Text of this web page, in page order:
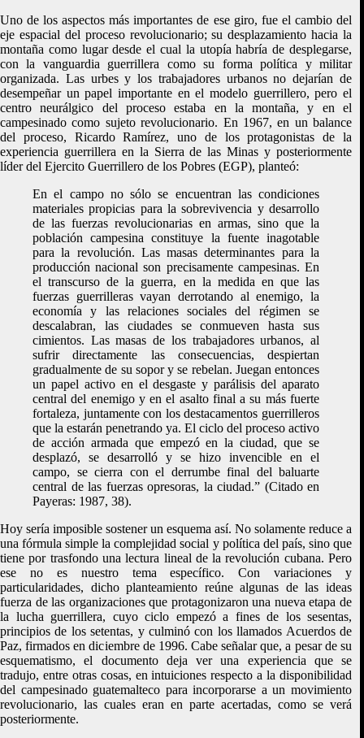
Uno de los aspectos más importantes de ese giro, fue el cambio del
eje espacial del proceso revolucionario; su desplazamiento hacia la
montaña como lugar desde el cual la utopía habría de desplegarse,
con la vanguardia guerrillera como su forma política y militar
organizada. Las urbes y los trabajadores urbanos no dejarían de
desempeñar un papel importante en el modelo guerrillero, pero el
centro neurálgico del proceso estaba en la montaña, y en el
campesinado como sujeto revolucionario. En 1967, en un balance
del proceso, Ricardo Ramírez, uno de los protagonistas de la
experiencia guerrillera en la Sierra de las Minas y posteriormente
líder del Ejercito Guerrillero de los Pobres (EGP), planteó:
En el campo no sólo se encuentran las condiciones
materiales propicias para la sobrevivencia y desarrollo
de las fuerzas revolucionarias en armas, sino que la
población campesina constituye la fuente inagotable
para la revolución. Las masas determinantes para la
producción nacional son precisamente campesinas. En
el transcurso de la guerra, en la medida en que las
fuerzas guerrilleras vayan derrotando al enemigo, la
economía y las relaciones sociales del régimen se
descalabran, las ciudades se conmueven hasta sus
cimientos. Las masas de los trabajadores urbanos, al
sufrir directamente las consecuencias, despiertan
gradualmente de su sopor y se rebelan. Juegan entonces
un papel activo en el desgaste y parálisis del aparato
central del enemigo y en el asalto final a su más fuerte
fortaleza, juntamente con los destacamentos guerrilleros
que la estarán penetrando ya. El ciclo del proceso activo
de acción armada que empezó en la ciudad, que se
desplazó, se desarrolló y se hizo invencible en el
campo, se cierra con el derrumbe final del baluarte
central de las fuerzas opresoras, la ciudad.” (Citado en
Payeras: 1987, 38).
Hoy sería imposible sostener un esquema así. No solamente reduce a
una fórmula simple la complejidad social y política del país, sino que
tiene por trasfondo una lectura lineal de la revolución cubana. Pero
ese no es nuestro tema específico. Con variaciones y
particularidades, dicho planteamiento reúne algunas de las ideas
fuerza de las organizaciones que protagonizaron una nueva etapa de
la lucha guerrillera, cuyo ciclo empezó a fines de los sesentas,
principios de los setentas, y culminó con los llamados Acuerdos de
Paz, firmados en diciembre de 1996. Cabe señalar que, a pesar de su
esquematismo, el documento deja ver una experiencia que se
tradujo, entre otras cosas, en intuiciones respecto a la disponibilidad
del campesinado guatemalteco para incorporarse a un movimiento
revolucionario, las cuales eran en parte acertadas, como se verá
posteriormente.